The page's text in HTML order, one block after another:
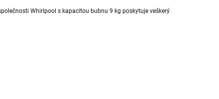
Whirlpool s kapacitou bubnu 9 kg poskytuje veškerý